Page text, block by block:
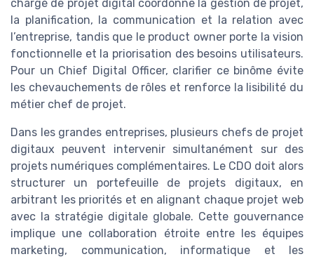
chargé de projet digital coordonne la gestion de projet,
la planification, la communication et la relation avec
l’entreprise, tandis que le product owner porte la vision
fonctionnelle et la priorisation des besoins utilisateurs.
Pour un Chief Digital Officer, clarifier ce binôme évite
les chevauchements de rôles et renforce la lisibilité du
métier chef de projet.
Dans les grandes entreprises, plusieurs chefs de projet
digitaux peuvent intervenir simultanément sur des
projets numériques complémentaires. Le CDO doit alors
structurer un portefeuille de projets digitaux, en
arbitrant les priorités et en alignant chaque projet web
avec la stratégie digitale globale. Cette gouvernance
implique une collaboration étroite entre les équipes
marketing, communication, informatique et les